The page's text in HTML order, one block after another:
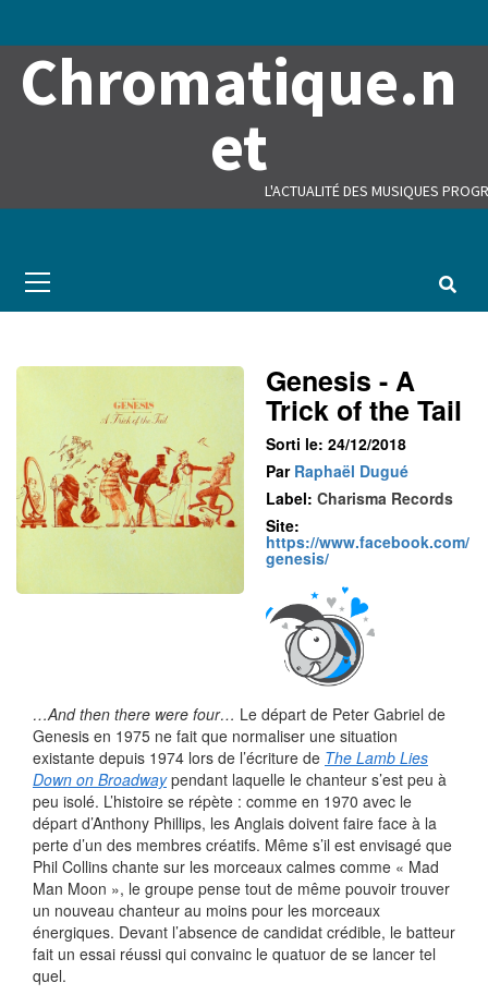
Chromatique.n
et
L'ACTUALITÉ DES MUSIQUES
Menu
Genesis - A
Trick of the Tail
Sorti le: 24/12/2018
Par Raphaël Dugué
Label: Charisma Records
Site:
https://www.facebook.com/
genesis/
…And then there were four… Le départ de Peter Gabriel de
Genesis en 1975 ne fait que normaliser une situation
existante depuis 1974 lors de l’écriture de The Lamb Lies
Down on Broadwaypendant laquelle le chanteur s’est peu à
peu isolé. L’histoire se répète : comme en 1970 avec le
départ d’Anthony Phillips, les Anglais doivent faire face à la
perte d’un des membres créatifs. Même s’il est envisagé que
Phil Collins chante sur les morceaux calmes comme « Mad
Man Moon », le groupe pense tout de même pouvoir trouver
un nouveau chanteur au moins pour les morceaux
énergiques. Devant l’absence de candidat crédible, le batteur
fait un essai réussi qui convainc le quatuor de se lancer tel
quel.